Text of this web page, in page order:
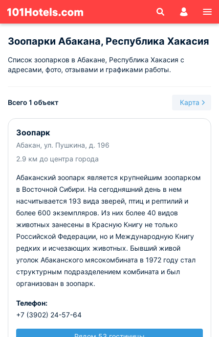
Зоопарки Абакана, Республика Хакасия
Список зоопарков в Абакане, Республика Хакасия с
адресами, фото, отзывами и графиками работы.
Всего 1 объект Карта
Зоопарк
Абакан, ул. Пушкина, д. 196
2.9 км до центра города
Абаканский зоопарк является крупнейшим зоопарком
в Восточной Сибири. На сегодняшний день в нем
насчитывается 193 вида зверей, птиц и рептилий и
более 600 экземпляров. Из них более 40 видов
животных занесены в Красную Книгу не только
Российской Федерации, но и Международную Книгу
редких и исчезающих животных. Бывший живой
уголок Абаканского мясокомбината в 1972 году стал
структурным подразделением комбината и был
организован в зоопарк.
Телефон:
+7 (3902) 24-57-64